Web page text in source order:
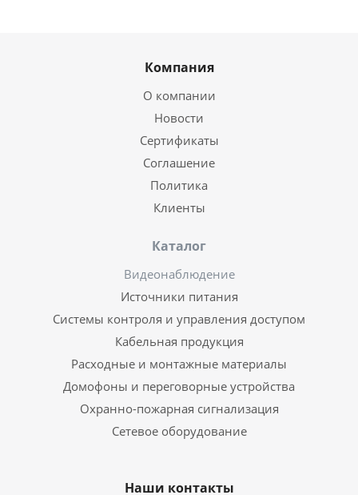
Компания
О компании
Новости
Сертификаты
Соглашение
Политика
Клиенты
Каталог
Видеонаблюдение
Источники питания
Системы контроля и управления доступом
Кабельная продукция
Расходные и монтажные материалы
Домофоны и переговорные устройства
Охранно-пожарная сигнализация
Сетевое оборудование
Наши контакты